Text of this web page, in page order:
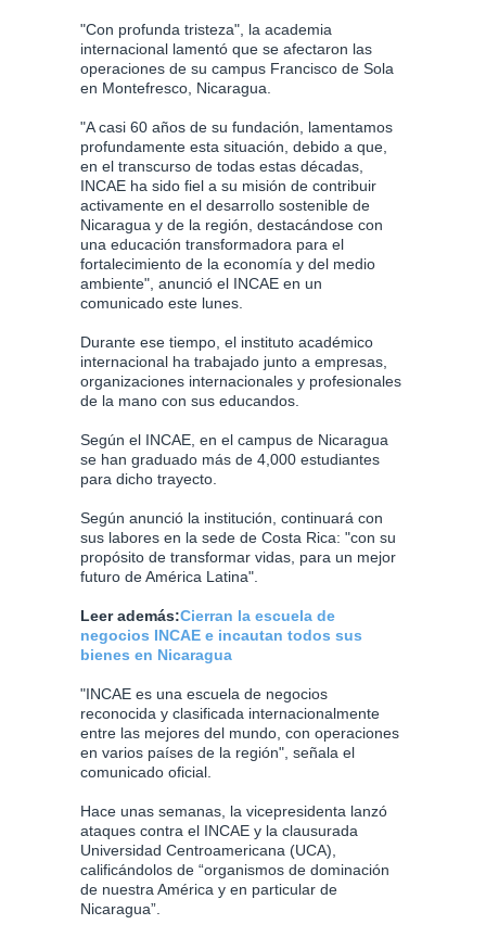
"Con profunda tristeza", la academia
internacional lamentó que se afectaron las
operaciones de su campus Francisco de Sola
en Montefresco, Nicaragua.
"A casi 60 años de su fundación, lamentamos
profundamente esta situación, debido a que,
en el transcurso de todas estas décadas,
INCAE ha sido fiel a su misión de contribuir
activamente en el desarrollo sostenible de
Nicaragua y de la región, destacándose con
una educación transformadora para el
fortalecimiento de la economía y del medio
ambiente", anunció el INCAE en un
comunicado este lunes.
Durante ese tiempo, el instituto académico
internacional ha trabajado junto a empresas,
organizaciones internacionales y profesionales
de la mano con sus educandos.
Según el INCAE, en el campus de Nicaragua
se han graduado más de 4,000 estudiantes
para dicho trayecto.
Según anunció la institución, continuará con
sus labores en la sede de Costa Rica: "con su
propósito de transformar vidas, para un mejor
futuro de América Latina".
Leer además:Cierran la escuela de
negocios INCAE e incautan todos sus
bienes en Nicaragua
"INCAE es una escuela de negocios
reconocida y clasificada internacionalmente
entre las mejores del mundo, con operaciones
en varios países de la región", señala el
comunicado oficial.
Hace unas semanas, la vicepresidenta lanzó
ataques contra el INCAE y la clausurada
Universidad Centroamericana (UCA),
calificándolos de “organismos de dominación
de nuestra América y en particular de
Nicaragua”.